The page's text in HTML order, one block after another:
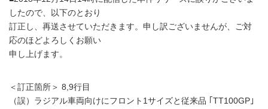
したので、以下のとおり
訂正し、再送させていただきます。申し訳ございませんが、ご対
応のほどよろしくお願い
申し上げます。
＜訂正箇所＞ 8,9行目
（誤）ラジアル車両向けにフロント1サイズと従来品 ｢TT100GP｣